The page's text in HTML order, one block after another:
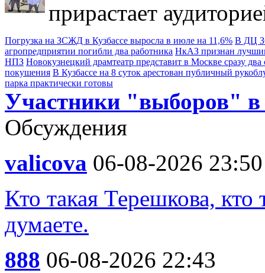
прирастает
Погрузка на ЗСЖД в Кузбассе выросла в июле на 11,6% В ДЦ
агропредприятии погибли два работника НкАЗ признан
НПЗ Новокузнецкий драмтеатр представит в Москве сразу два
покушения В Кузбассе на 8 суток арестован публичный
парка практически готовы
Участники "выборов" в
Обсуждения
valicova 06-08-2026 23:50
Кто такая Терешкова,
думаете.
888 06-08-2026 22:43